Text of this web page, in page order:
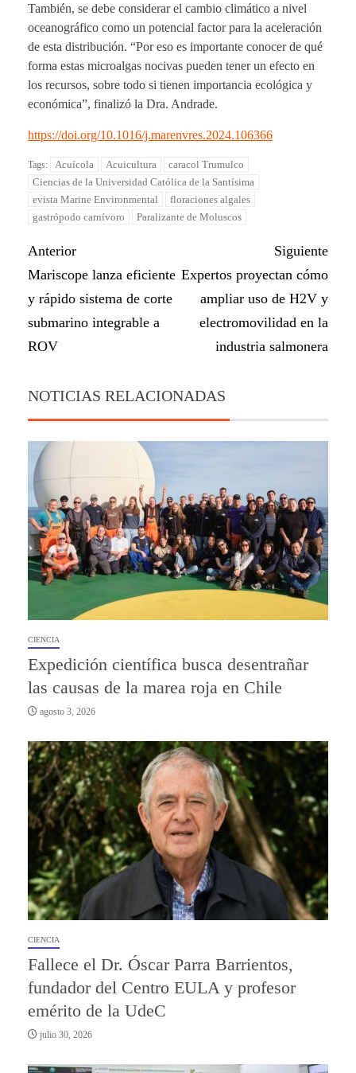
También, se debe considerar el cambio climático a nivel
oceanográfico como un potencial factor para la aceleración
de esta distribución. “Por eso es importante conocer de qué
forma estas microalgas nocivas pueden tener un efecto en
los recursos, sobre todo si tienen importancia ecológica y
económica”, finalizó la Dra. Andrade.
https://doi.org/10.1016/j.marenvres.2024.106366
Tags: Acuícola Acuicultura
caracol Trumulco
Ciencias de la Universidad Católica de la Santísima
evista Marine Environmental
floraciones algales
gastrópodo carnívoro
Paralizante de Moluscos
Anterior
Mariscope lanza eficiente
y rápido sistema de corte
submarino integrable a
ROV
Siguiente
Expertos proyectan cómo
ampliar uso de H2V y
electromovilidad en la
industria salmonera
NOTICIAS RELACIONADAS
CIENCIA
Expedición científica busca desentrañar
las causas de la marea roja en Chile
agosto 3, 2026
CIENCIA
Fallece el Dr. Óscar Parra Barrientos,
fundador del Centro EULA y profesor
emérito de la UdeC
julio 30, 2026